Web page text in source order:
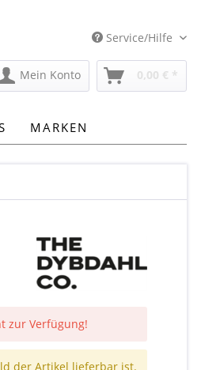
Service/Hilfe
Mein Konto 0,00 € *
MARKEN
zur Verfügung!
der Artikel lieferbar ist.